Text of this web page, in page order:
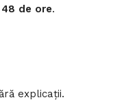
48 de ore.
explicații.